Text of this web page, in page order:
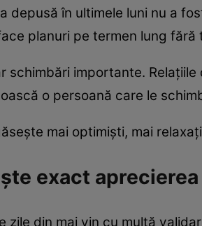
depusă în ultimele luni nu a
planuri pe termen lung fără
schimbări importante.
o persoană care le
mai optimiști, mai
exact
zile din mai vin cu multă